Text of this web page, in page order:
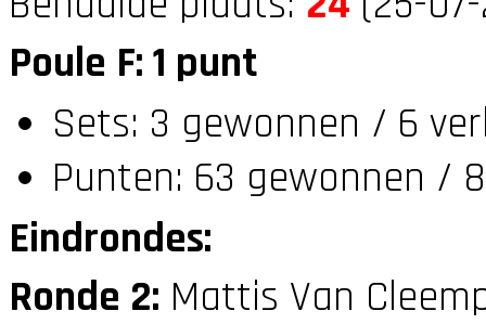
Poule F: 1 punt
Sets: 3 gewonnen / 6
Punten: 63 gewonnen /
Eindrondes:
Ronde 2: Mattis Van